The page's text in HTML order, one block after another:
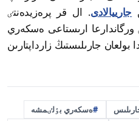
جارييالادى. ال قر پرەزيدەنتٸ
ارىستاعى ەسكەري
جارىلىستىڭ زارداپتارىن
ەسكەري بٶلٸمشە